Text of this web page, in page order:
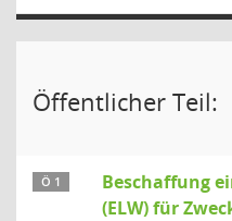
Öffentlicher Teil:
Ö 1
Beschaffung
(ELW) für